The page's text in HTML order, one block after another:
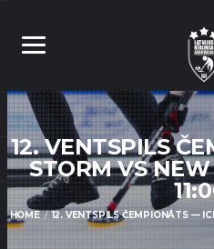
12. VENTSPILS
STORM VS NEW
HOME 12. VENTSPILS ČEMPIONĀTS —